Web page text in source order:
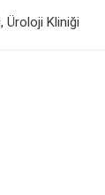
Üroloji Kliniği